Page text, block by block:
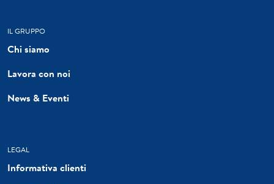
IL GRUPPO
Chi siamo
Lavora con noi
News & Eventi
LEGAL
Informativa clienti